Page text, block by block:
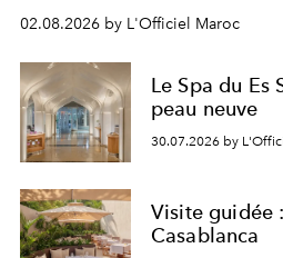
à fait irrésistible.
02.08.2026 by L'Officiel Maroc
Le Spa du Es
peau neuve
30.07.2026 by
Visite guidée
Casablanca